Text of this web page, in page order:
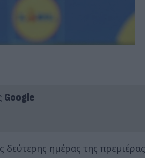
Google
δεύτερης ημέρας της πρεμιέρας